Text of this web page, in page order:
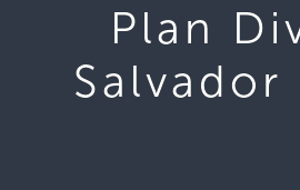
Plan
Salvador